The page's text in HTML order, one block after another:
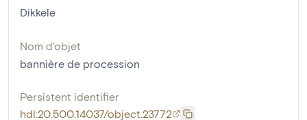
Dikkele
Nom d'objet
bannière de procession
Persistent identifier
hdl:20.500.14037/object.23772